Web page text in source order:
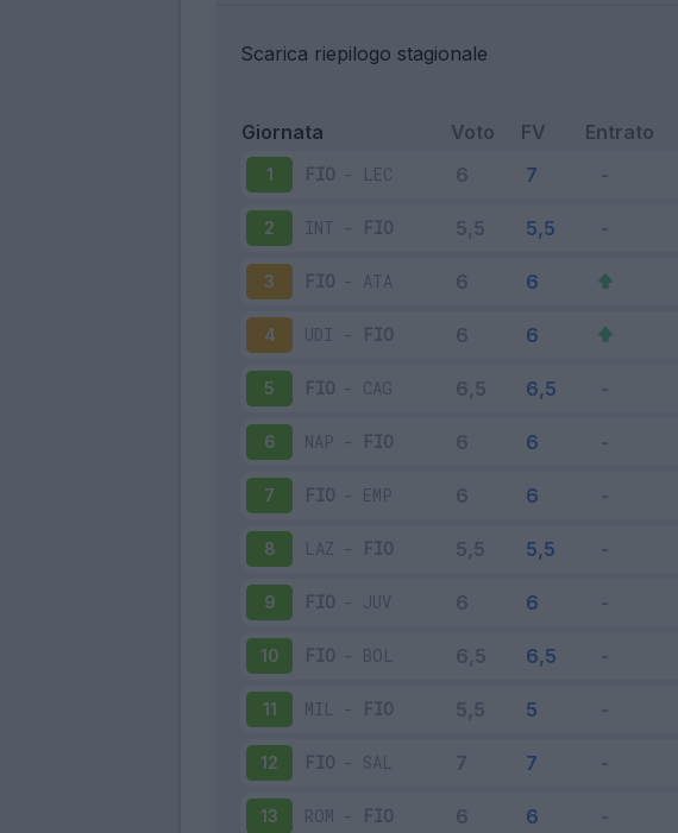
Scarica riepilogo stagionale
Giornata Voto FV Entrato
1 FIO - LEC
2 INT - FIO
3 FIO - ATA
4 UDI - FIO
5 FIO - CAG
6 NAP - FIO
7 FIO - EMP
8 LAZ - FIO
9 FIO - JUV
10 FIO - BOL
11 MIL - FIO
12 FIO - SAL
13 ROM - FIO